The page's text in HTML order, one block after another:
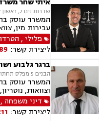
קטינים, ירושות
שדרות נים 2, ראשון לציון
המשרד עוסק
עבירות מין,
רישוי נשק
סמים, וועדת
מקרקעין ונדל"ן,
שיתופיות
בינוי, קבוצות
מושכר הפקעת
מוגנת, נחלות
ישראל, צווי
נדל"ן ביהודה
פלילי,
ליצירת קשר:
ברגר גלבוע
הבנים 5 מפלס תחתון, נס ציונה
המשרד עוסק
וצוואות,
ייפוי כוח
דיני משפחה ,
ליצירת קשר: